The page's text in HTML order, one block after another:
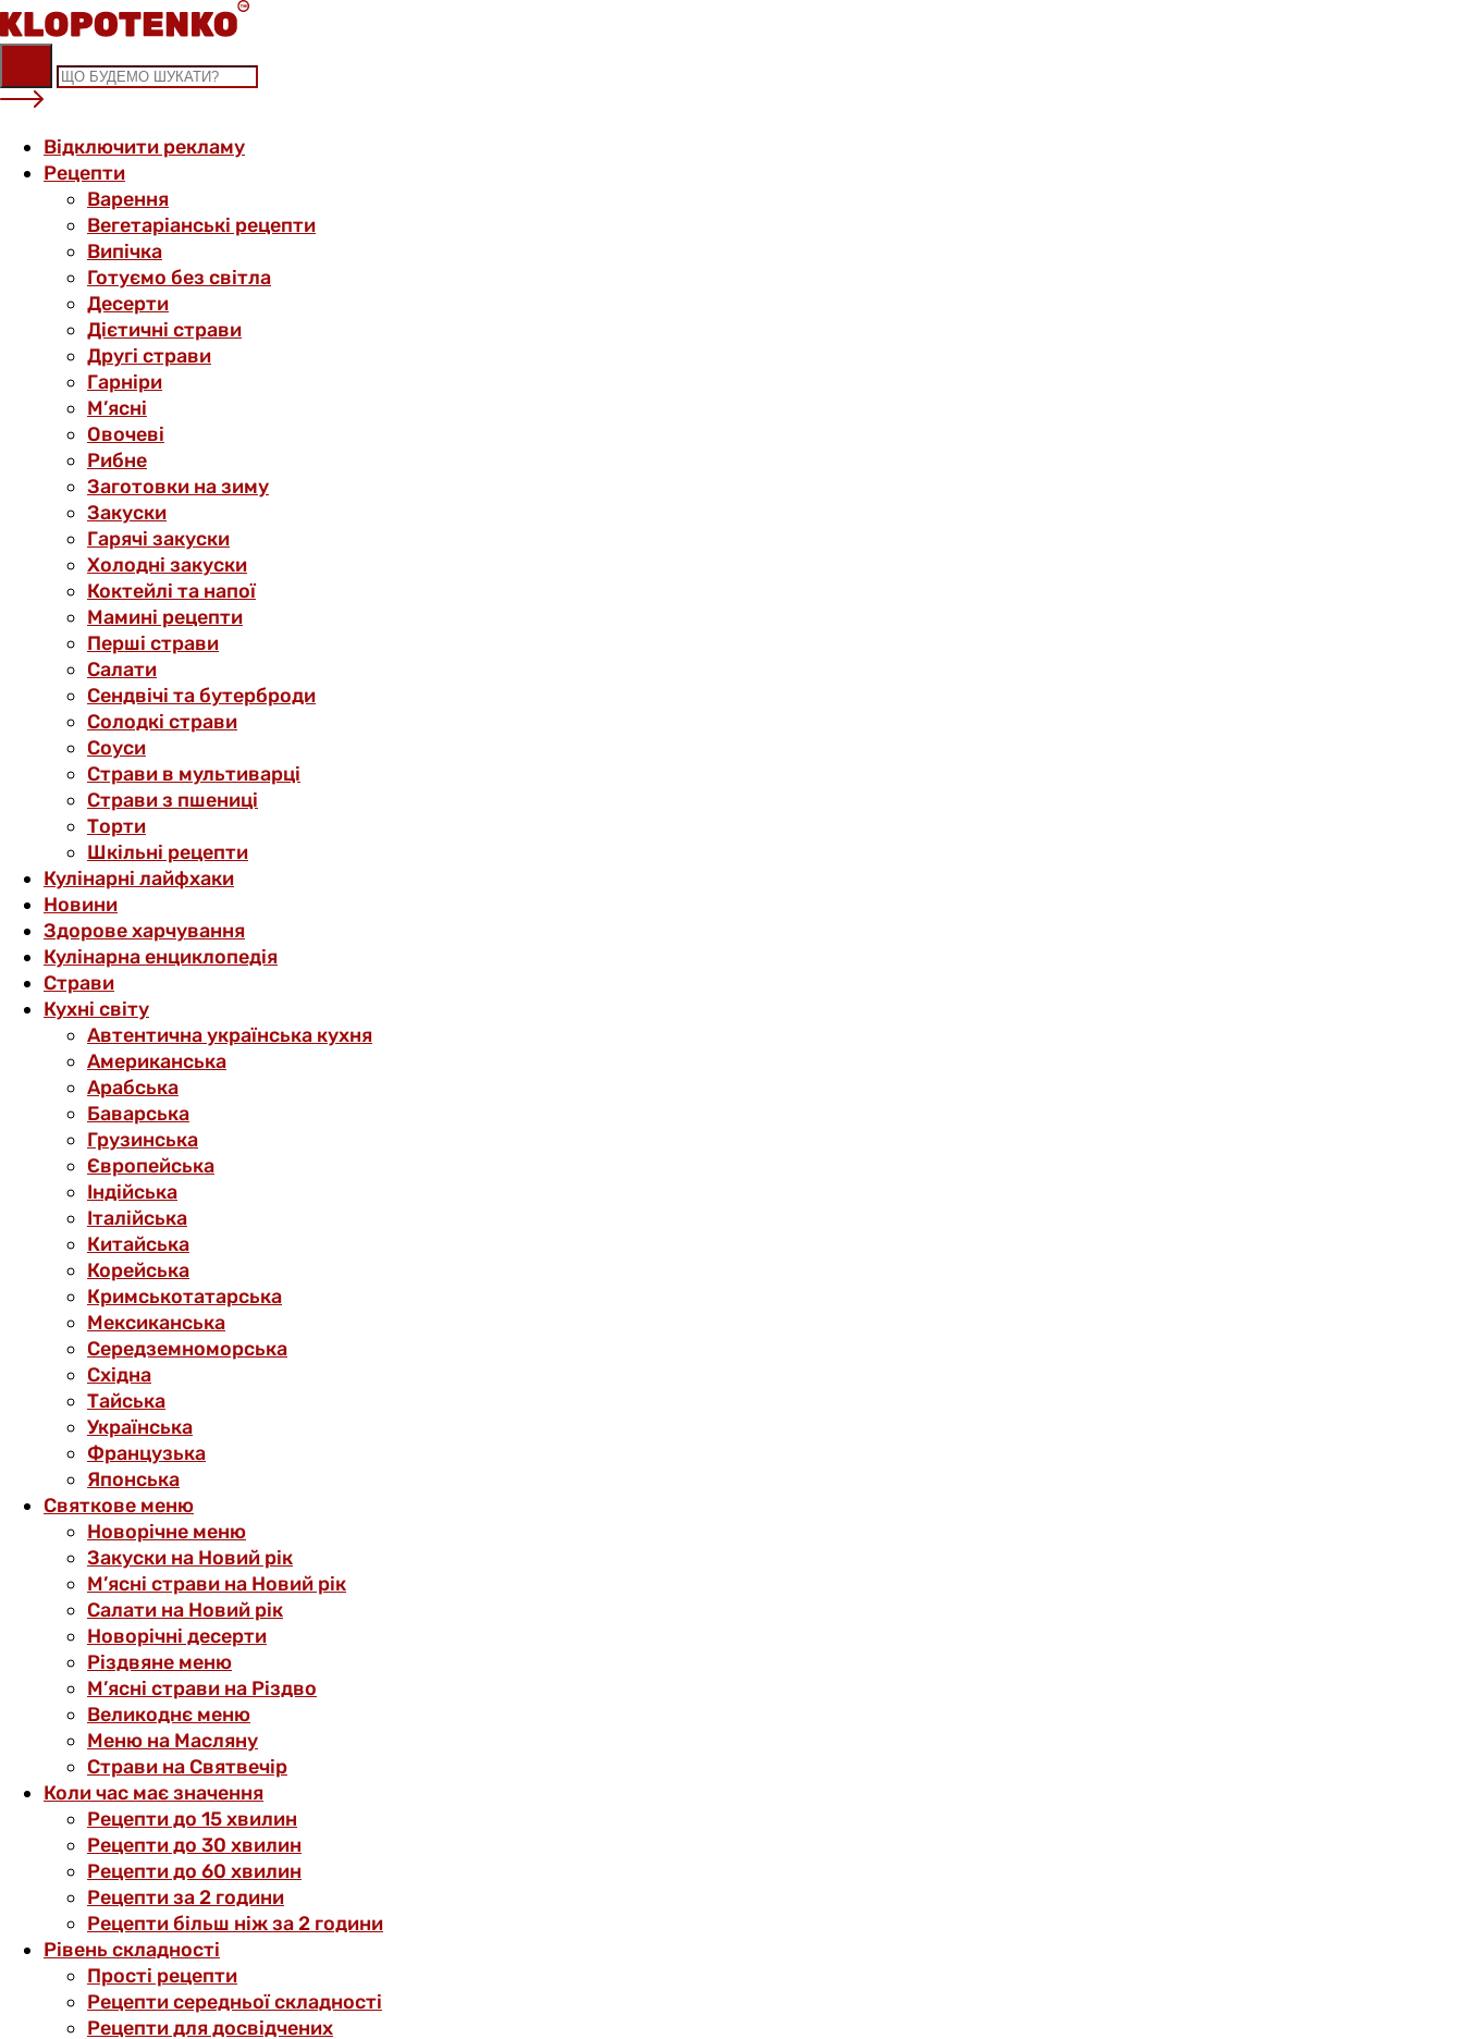
Skip
to
content
Відключити рекламу
Рецепти
Варення
Вегетаріанські рецепти
Випічка
Готуємо без світла
Десерти
Дієтичні страви
Другі страви
Гарніри
М’ясні
Овочеві
Рибне
Заготовки на зиму
Закуски
Гарячі закуски
Холодні закуски
Коктейлі та напої
Мамині рецепти
Перші страви
Салати
Сендвічі та бутерброди
Солодкі страви
Соуси
Страви в мультиварці
Страви з пшениці
Торти
Шкільні рецепти
Кулінарні лайфхаки
Новини
Здорове харчування
Кулінарна енциклопедія
Страви
Кухні світу
Автентична українська кухня
Американська
Арабська
Баварська
Грузинська
Європейська
Індійська
Італійська
Китайська
Корейська
Кримськотатарська
Мексиканська
Середземноморська
Східна
Тайська
Українська
Французька
Японська
Святкове меню
Новорічне меню
Закуски на Новий рік
М’ясні страви на Новий рік
Салати на Новий рік
Новорічні десерти
Різдвяне меню
М’ясні страви на Різдво
Великоднє меню
Меню на Масляну
Страви на Святвечір
Коли час має значення
Рецепти до 15 хвилин
Рецепти до 30 хвилин
Рецепти до 60 хвилин
Рецепти за 2 години
Рецепти більш ніж за 2 години
Рівень складності
Прості рецепти
Рецепти середньої складності
Рецепти для досвідчених